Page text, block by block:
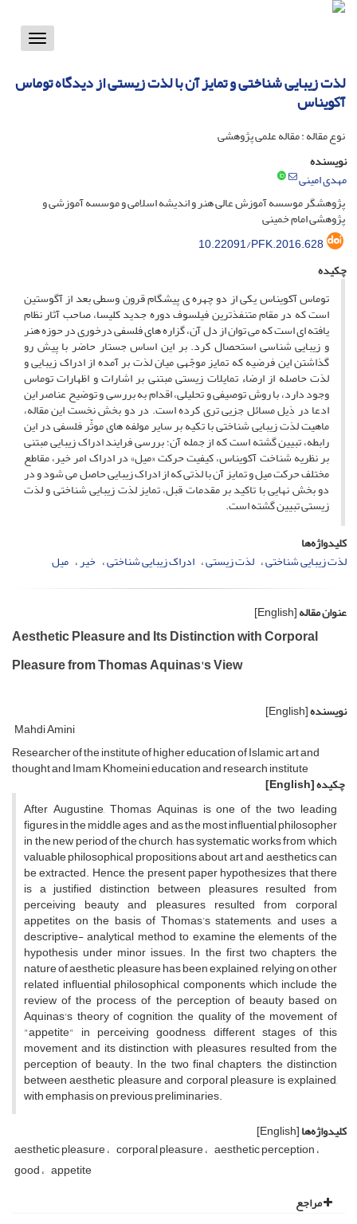
Toggle
لذت زیبایی شناختی و تمایز آن با لذت زیستی از دیدگاه توماس
آکویناس
نوع مقاله : مقاله علمی پژوهشی
نویسنده
مهدی امینی
پژوهشگر موسسه آموزش عالی هنر و اندیشه اسلامی و موسسه آموزشی و
پژوهشی امام خمینی
10.22091/PFK.2016.628
چکیده
توماس آکویناس یکی از دو چهره ی پیشگام قرون وسطی بعد از آگوستین
است که در مقام متنفذترین فیلسوف دوره جدید کلیسا، صاحب آثار نظام
یافته ای است که می توان از دل آن، گزاره های فلسفی درخوری در حوزه هنر
و زیبایی شناسی استحصال کرد. بر این اساس جستار حاضر با پیش رو
گذاشتن این فرضیه که تمایز موجّهی میان لذت بر آمده از ادراک زیبایی و
لذت حاصله از ارضاء تمایلات زیستی مبتنی بر اشارات و اظهارات توماس
وجود دارد، با روش توصیفی و تحلیلی، اقدام به بررسی و توضیح عناصر این
ادعا در ذیل مسائل جزیی تری کرده است. در دو بخش نخست این مقاله،
ماهیت لذت زیبایی شناختی با تکیه بر سایر مولفه های موثّر فلسفی در این
رابطه، تبیین گشته است که از جمله آن؛ بررسی فرایند ادراک زیبایی مبتنی
بر نظریه شناخت آکویناس، کیفیت حرکت «میل» در ادراک امر خیر، مقاطع
مختلف حرکت میل و تمایز آن با لذتی که از ادراک زیبایی حاصل می شود و در
دو بخش نهایی با تاکید بر مقدمات قبل، تمایز لذت زیبایی شناختی و لذت
زیستی تبیین گشته است.
کلیدواژه‌ها
لذت زیبایی شناختی لذت زیستی ادراک زیبایی شناختی خیر میل
عنوان مقاله[English]
Aesthetic Pleasure and Its Distinction with Corporal
Pleasure from Thomas Aquinas's View
نویسنده[English]
Mahdi Amini
Researcher of the institute of higher education of Islamic art and
thought and Imam Khomeini education and research institute
چکیده[English]
After Augustine, Thomas Aquinas is one of the two leading
figures in the middle ages and, as the most influential philosopher
in the new period of the church, has systematic works from which
valuable philosophical propositions about art and aesthetics can
be extracted. Hence, the present paper hypothesizes that there
is a justified distinction between pleasures resulted from
perceiving beauty and pleasures resulted from corporal
appetites on the basis of Thomas’s statements, and uses a
descriptive- analytical method to examine the elements of the
hypothesis under minor issues. In the first two chapters, the
nature of aesthetic pleasure has been explained, relying on other
related influential philosophical components which include the
review of the process of the perception of beauty based on
Aquinas's theory of cognition, the quality of the movement of
"appetite" in perceiving goodness, different stages of this
movement and its distinction with pleasures resulted from the
perception of beauty. In the two final chapters, the distinction
between aesthetic pleasure and corporal pleasure is explained,
with emphasis on previous preliminaries.
کلیدواژه‌ها[English]
aesthetic pleasure corporal pleasure aesthetic perception
good appetite
مراجع